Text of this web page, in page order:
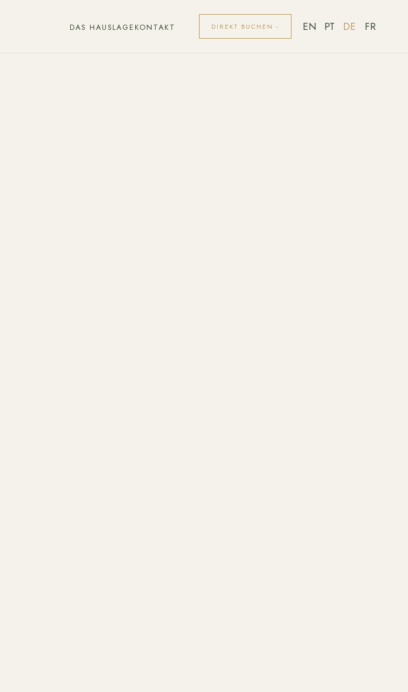
DAS HAUSLAGE KONTAKT DIREKT BUCHEN - EN PT DE FR